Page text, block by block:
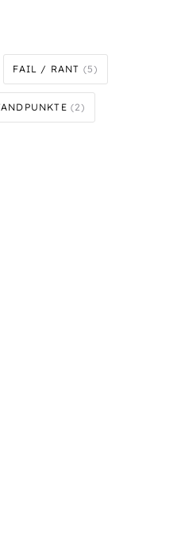
FAIL / RANT (5)
(2)